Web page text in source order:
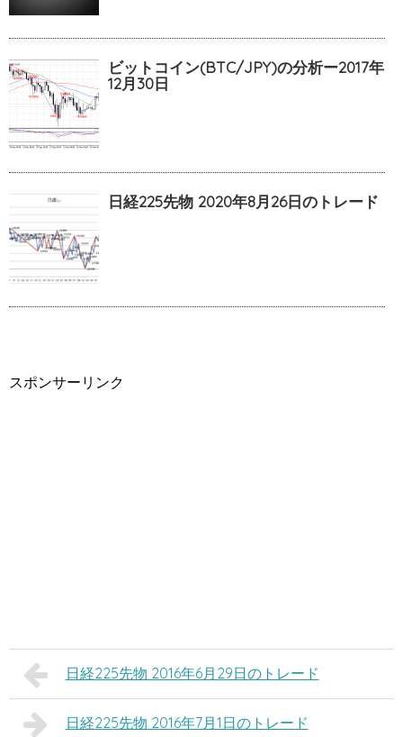
ビットコイン(BTC/JPY)の分析ー2017年
12月30日
日経225先物 2020年8月26日のトレード
スポンサーリンク
日経225先物 2016年6月29日のトレード
日経225先物 2016年7月1日のトレード